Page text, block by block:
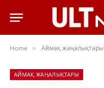
Home » Аймақ жаңалықтары
АЙМАҚ ЖАҢАЛЫҚТАРЫ